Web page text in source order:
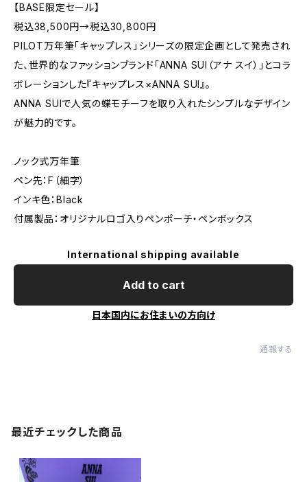
【BASE限定セール】
税込38,500円→税込30,800円
PILOT万年筆「キャップレス」シリーズの限定企画として発売され
た、世界的なファッションブランド「ANNA SUI（アナ スイ）」とコラ
ボレーションした『キャップレス×ANNA SUI』。
ANNA SUIで人気の蝶モチーフを取り入れたシンプルなデザイン
が魅力的です。
ノック式万年筆
ペン先：F（細字）
インキ色：Black
付属製品：オリジナルロゴ入りペンポーチ・ペンボックス
International shipping available
Add to cart
日本国内にお住まいの方向け
通報する
最近チェックした商品